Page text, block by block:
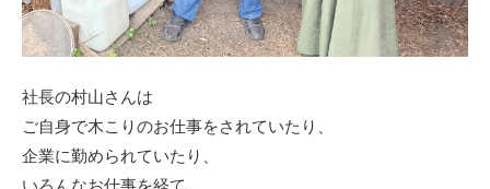
社長の村山さんは
ご自身で木こりのお仕事をされていたり、
企業に勤められていたり、